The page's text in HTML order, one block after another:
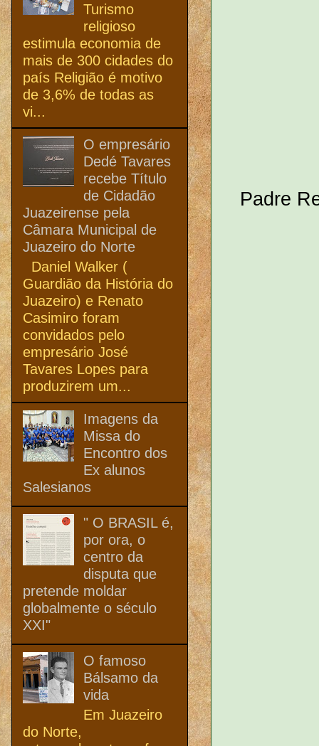
Padre
Turismo
religioso
estimula economia de
mais de 300 cidades do
país Religião é motivo
de 3,6% de todas as
vi...
O empresário
Dedé Tavares
recebe Título
de Cidadão
Juazeirense pela
Câmara Municipal de
Juazeiro do Norte
Daniel Walker (
Guardião da História do
Juazeiro) e Renato
Casimiro foram
convidados pelo
empresário José
Tavares Lopes para
produzirem um...
Imagens da
Missa do
Encontro dos
Ex alunos
Salesianos
" O BRASIL é,
por ora, o
centro da
disputa que
pretende moldar
globalmente o século
XXI"
O famoso
Bálsamo da
vida
Em Juazeiro
do Norte,